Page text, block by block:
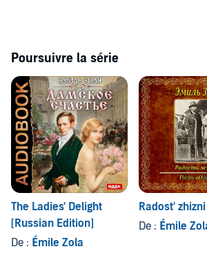
Poursuivre la série
The Ladies' Delight
[Russian Edition]
De : Émile Zola
Radost' zhizni
De : Émile